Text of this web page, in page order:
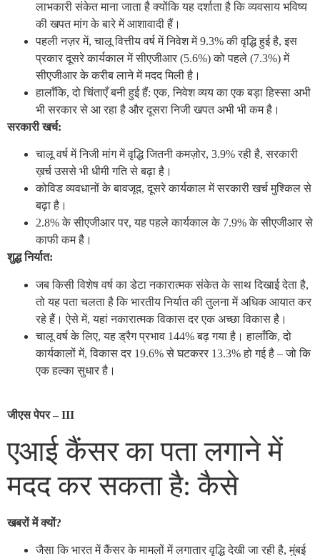
लाभकारी संकेत माना जाता है क्योंकि यह दर्शाता है कि व्यवसाय भविष्य
की खपत मांग के बारे में आशावादी हैं।
पहली नज़र में, चालू वित्तीय वर्ष में निवेश में 9.3% की वृद्धि हुई है, इस
प्रकार दूसरे कार्यकाल में सीएजीआर (5.6%) को पहले (7.3%) में
सीएजीआर के करीब लाने में मदद मिली है।
हालाँकि, दो चिंताएँ बनी हुई हैं: एक, निवेश व्यय का एक बड़ा हिस्सा अभी
भी सरकार से आ रहा है और दूसरा निजी खपत अभी भी कम है।
सरकारी खर्च:
चालू वर्ष में निजी मांग में वृद्धि जितनी कमज़ोर, 3.9% रही है, सरकारी
ख़र्च उससे भी धीमी गति से बढ़ा है।
कोविड व्यवधानों के बावजूद, दूसरे कार्यकाल में सरकारी खर्च मुश्किल से
बढ़ा है।
2.8% के सीएजीआर पर, यह पहले कार्यकाल के 7.9% के सीएजीआर से
काफी कम है।
शुद्ध निर्यात:
जब किसी विशेष वर्ष का डेटा नकारात्मक संकेत के साथ दिखाई देता है,
तो यह पता चलता है कि भारतीय निर्यात की तुलना में अधिक आयात कर
रहे हैं। ऐसे में, यहां नकारात्मक विकास दर एक अच्छा विकास है।
चालू वर्ष के लिए, यह ड्रैग प्रभाव 144% बढ़ गया है। हालाँकि, दो
कार्यकालों में, विकास दर 19.6% से घटकरर 13.3% हो गई है – जो कि
एक हल्का सुधार है।
जीएस पेपर – III
एआई कैंसर का पता लगाने में
मदद कर सकता है: कैसे
खबरों में क्यों?
जैसा कि भारत में कैंसर के मामलों में लगातार वृद्धि देखी जा रही है, मुंबई